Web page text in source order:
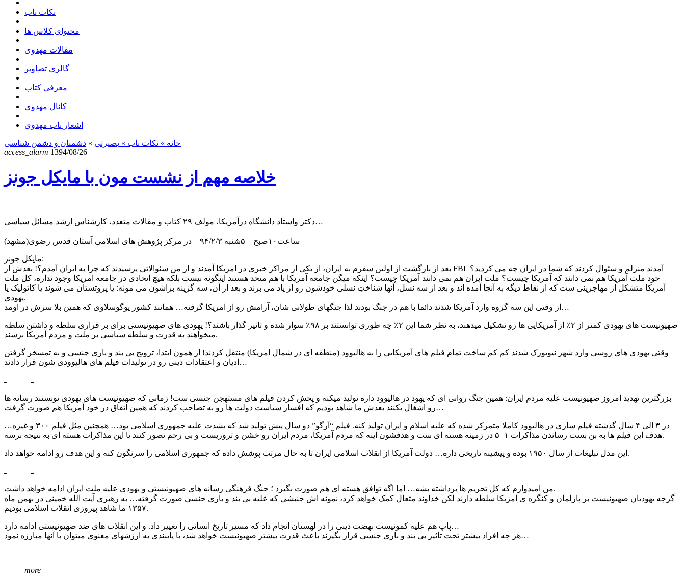
نکات ناب
محتوای کلاس ها
مقالات مهدوی
گالری تصاویر
معرفی کتاب
کانال مهدوی
اشعار ناب مهدوی
خانه » نکات ناب » بصیرتی » دشمنان و دشمن شناسی
access_alarm 1394/08/26
خلاصه مهم از نشست مون با مایکل جونز
دکتر واستاد دانشگاه درآمریکا، مولف ۲۹ کتاب و مقالات متعدد، کارشناس ارشد مسائل سیاسی…
ساعت۱۰صبح – ۵شنبه ۹۴/۲/۳ – در مرکز پژوهش های اسلامی آستان قدس رضوی(مشهد)
مایکل جونز:
بعد از بازگشت از اولین سفرم به ایران، از یکی از مراکز خبری در امریکا آمدند و از من سئوالاتی پرسیدند که چرا به ایران آمدم؟! بعدش از FBI آمدند منزلم و سئوال کردند که شما در ایران چه می کردید؟
خود ملت آمریکا هم نمی دانند که آمریکا چیست؟ ملت ایران هم نمی دانند آمریکا چیست؟ اینکه میگن جامعه آمریکا با هم متحد هستند اینگونه نیست بلکه هیچ اتحادی در جامعه امریکا وجود نداره، کل ملت
آمریکا متشکل از مهاجرینی ست که از نقاط دیگه به آنجا آمده اند و بعد از سه نسل، آنها شناختِ نسلی خودشون رو از یاد می برند و بعد از آن، سه گزینه براشون می مونه: یا پروتستان می شوند یا کاتولیک یا
یهودی.
از وقتی این سه گروه وارد آمریکا شدند دائما با هم در جنگ بودند لذا جنگهای طولانی شان، آرامش رو از امریکا گرفته… همانند کشور یوگوسلاوی که همین بلا سرش در اومد…
صهیونیست های یهودی کمتر از ۲٪ از آمریکایی ها رو تشکیل میدهند، به نظر شما این ۲٪ چه طوری توانستند بر ۹۸٪ سوار شده و تاثیر گذار باشند؟! یهودی های صهیونیستی برای بر قراری سلطه و داشتن سلطه
میخواهند به قدرت و سلطه سیاسی بر ملت و مردم آمریکا برسند.
وقتی یهودی های روسی وارد شهر نیویورک شدند کم کم ساخت تمام فیلم های آمریکایی را به هالیوود (منطقه ای در شمال امریکا) منتقل کردند! از همون ابتدا، ترویج بی بند و باری جنسی و به تمسخر گرفتن
ادیان و اعتقادات دینی رو در تولیدات فیلم های هالیوودی شون قرار دادند…
ـ———ـ
بزرگترین تهدید امروز صهیونیست علیه مردم ایران: همین جنگ روانی ای که یهود در هالیوود داره تولید میکنه و پخش کردن فیلم های مستهجن جنسی ست! زمانی که صهیونیست های یهودی تونستند رسانه ها
رو اشغال بکنند بعدش ما شاهد بودیم که افسار سیاست دولت ها رو به تصاحب کردند که همین اتفاق در خود آمریکا هم صورت گرفت…
در ۳ الی ۴ سال گذشته فیلم سازی در هالیوود کاملا متمرکز شده که علیه اسلام و ایران تولید کنه. فیلم “آرگو” دو سال پیش تولید شد که بشدت علیه جمهوری اسلامی بود… همچنین مثل فیلم ۳۰۰ و غیره…
هدف این فیلم ها به بن بست رساندن مذاکرات ۱+۵ در زمینه هسته ای ست و هدفشون اینه که مردم آمریکا، مردم ایران رو خشن و تروریست و بی رحم تصور کنند تا این مذاکرات هسته ای به نتیجه نرسه.
این مدل تبلیغات از سال ۱۹۵۰ بوده و پیشینه تاریخی داره… دولت آمریکا از انقلاب اسلامی ایران تا به حال مرتب پوشش داده که جمهوری اسلامی را سرنگون کنه و این هدف رو ادامه خواهد داد.
ـ———ـ
من امیدوارم که کل تحریم ها برداشته بشه… اما اگه توافق هسته ای هم صورت بگیرد ؛ جنگ فرهنگی رسانه های صهیونیستی و یهودی علیه ملت ایران ادامه خواهد داشت.
گرچه یهودیان صهیونیست بر پارلمان و کنگره ی امریکا سلطه دارند لکن خداوند متعال کمک خواهد کرد، نمونه اش جنبشی که علیه بی بند و باری جنسی صورت گرفته… به رهبری آیت الله خمینی در بهمن ماه
۱۳۵۷ ما شاهد پیروزی انقلاب اسلامی بودیم.
پاپ هم علیه کمونیست نهضت دینی را در لهستان انجام داد که مسیر تاریخ انسانی را تغییر داد. و این انقلاب های ضد صهیونیستی ادامه دارد…
هر چه افراد بیشتر تحت تاثیر بی بند و باری جنسی قرار بگیرند باعث قدرت بیشتر صهیونیست خواهد شد، با پایبندی به ارزشهای معنوی میتوان با آنها مبارزه نمود…
more